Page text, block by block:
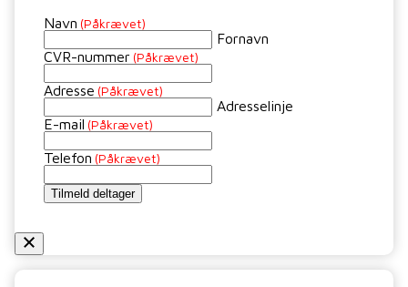
Navn (Påkrævet)
Fornavn
CVR-nummer (Påkrævet)
Adresse (Påkrævet)
Adresselinje
E-mail (Påkrævet)
Telefon (Påkrævet)